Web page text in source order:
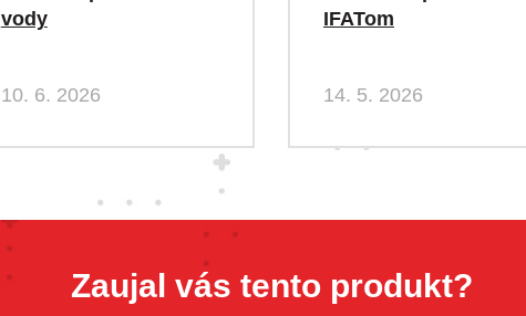
vody
10. 6. 2026
IFATom
14. 5. 2026
Zaujal vás tento produkt?